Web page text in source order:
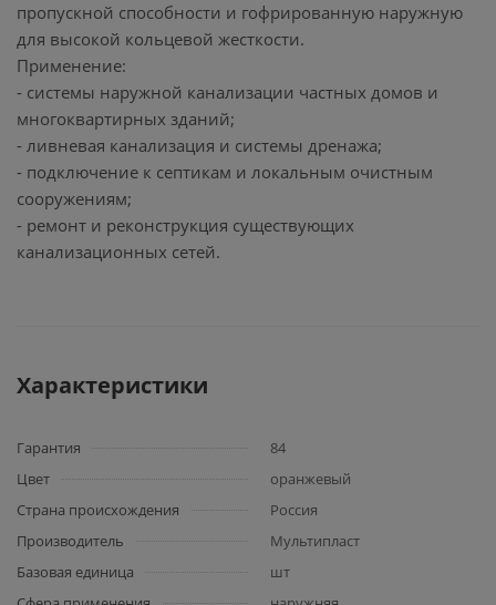
пропускной способности и гофрированную наружную
для высокой кольцевой жесткости.
Применение:
- системы наружной канализации частных домов и
многоквартирных зданий;
- ливневая канализация и системы дренажа;
- подключение к септикам и локальным очистным
сооружениям;
- ремонт и реконструкция существующих
канализационных сетей.
Характеристики
Гарантия
84
Цвет
оранжевый
Страна происхождения
Россия
Производитель
Мультипласт
Базовая единица
шт